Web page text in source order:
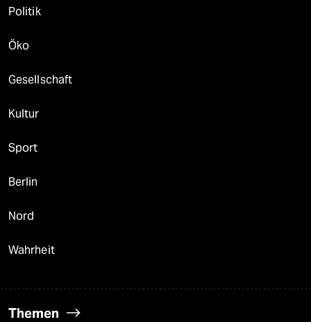
Politik
Öko
Gesellschaft
Kultur
Sport
Berlin
Nord
Wahrheit
Themen